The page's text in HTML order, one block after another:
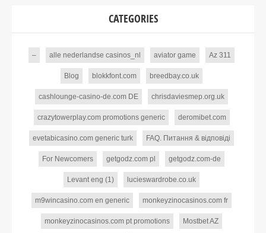
CATEGORIES
– alle nederlandse casinos_nl aviator game Az 311
Blog blokkfont.com breedbay.co.uk
cashlounge-casino-de.com DE chrisdaviesmep.org.uk
crazytowerplay.com promotions generic deromibet.com
evetabicasino.com generic turk FAQ. Питання & відповіді
For Newcomers getgodz.com pl getgodz.com-de
Levant eng (1) lucieswardrobe.co.uk
m9wincasino.com en generic monkeyzinocasinos.com fr
monkeyzinocasinos.com pt promotions Mostbet AZ